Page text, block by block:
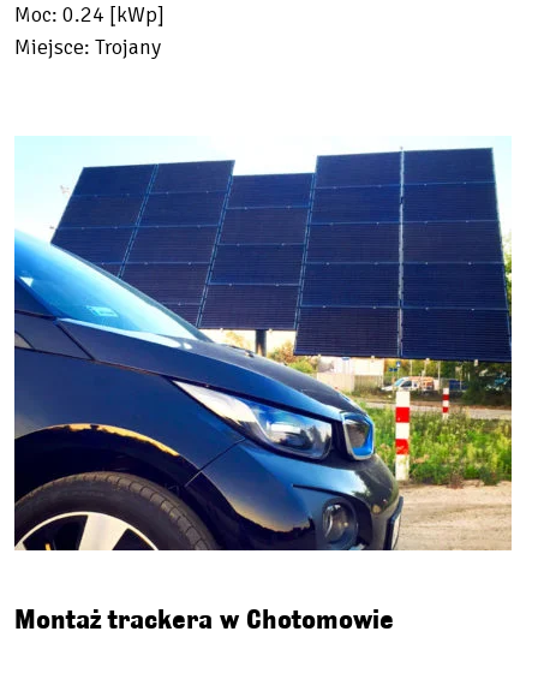
Moc: 0.24 [kWp]
Miejsce: Trojany
Montaż trackera w Chotomowie